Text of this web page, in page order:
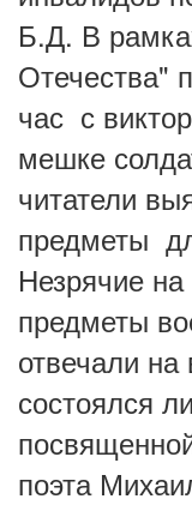
Б.Д. В
Отечества"
час с
мешке
читатели
предметы
Незрячие
предметы
отвечали
состоялся
поэта